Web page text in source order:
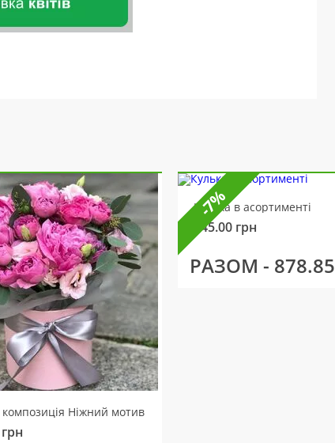
композиція Ніжний мотив
грн
Кулька в асортименті
145.00 грн
РАЗОМ - 878.85
-7%